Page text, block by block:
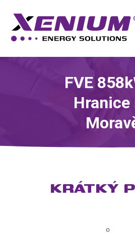
FVE
Hranice
KRÁTKÝ